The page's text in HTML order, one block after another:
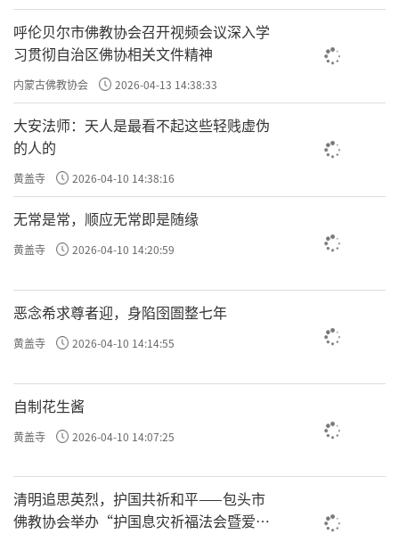
三谛圆融
三谛是空谛、假谛、中谛。《中论•四谛
品》说：“因缘所生法，我说即是空，亦为是
假名，亦是中道义”。一切事物都由因缘而
生，没有永恒不变的实体，一切现象都是暂时
的、瞬间的，刹那即灭，空无自性，这是“空
谛”、“真谛”；一切事物虽无永恒不变的实
体，却毕竟有如幻如化、千奇百状的相貌，这
面，又有假有的一面，非空非假，这就是中
谛。“中谛者统一切法，真谛者泯一切法，假
谛者立一切法。”天台宗认为，空的本性与假
的缘起不是两个方面，说“空”时当下就
是“假”，说“假”时当下就是空，因此空假
两者完全统一在中谛之中，性空不妨碍缘起，
缘起不妨碍性空。空谛、假谛、中谛，就
像“水”、“波”和“湿性”，是一而三，三
而一的，圆融相即而不可分离。也好像同镜子
呼伦贝尔市佛教协会召开视频会议深入学
习贯彻自治区佛协相关文件精神
内蒙古佛教协会 2026-04-13 14:38:33
大安法师：天人是最看不起这些轻贱虚伪
的人的
黄盖寺 2026-04-10 14:38:16
无常是常，顺应无常即是随缘
黄盖寺 2026-04-10 14:20:59
恶念希求尊者迎，身陷囹圄整七年
黄盖寺 2026-04-10 14:14:55
自制花生酱
黄盖寺 2026-04-10 14:07:25
清明追思英烈，护国共祈和平——包头市
佛教协会举办“护国息灾祈福法会暨爱国